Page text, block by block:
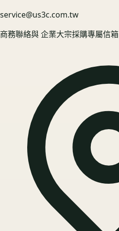
service@us3c.com.tw
商務聯絡與 企業大宗採購專屬信箱